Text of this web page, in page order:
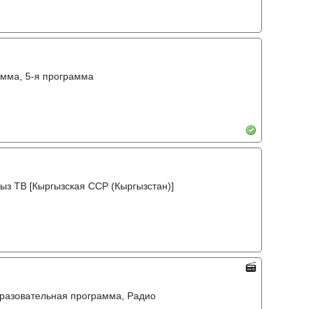
5-я программа
ТВ [Кыргызская ССР (Кыргызстан)]
программа, Радио